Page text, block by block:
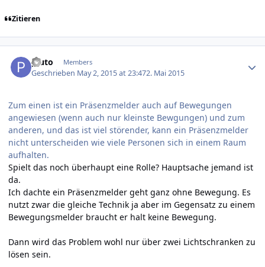
Zitieren
pluto Members
Geschrieben May 2, 2015 at 23:472. Mai 2015
Zum einen ist ein Präsenzmelder auch auf Bewegungen
angewiesen (wenn auch nur kleinste Bewgungen) und zum
anderen, und das ist viel störender, kann ein Präsenzmelder
nicht unterscheiden wie viele Personen sich in einem Raum
aufhalten.
Spielt das noch überhaupt eine Rolle? Hauptsache jemand ist
da.
Ich dachte ein Präsenzmelder geht ganz ohne Bewegung. Es
nutzt zwar die gleiche Technik ja aber im Gegensatz zu einem
Bewegungsmelder braucht er halt keine Bewegung.
Dann wird das Problem wohl nur über zwei Lichtschranken zu
lösen sein.